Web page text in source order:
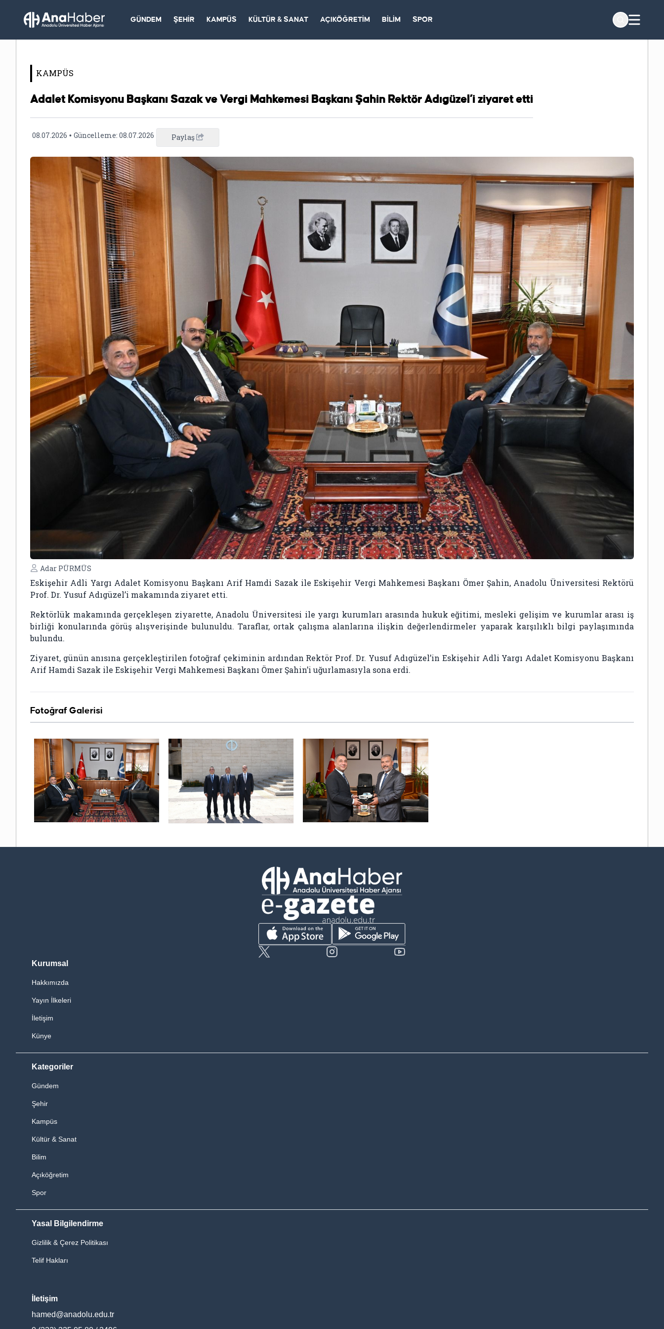
GÜNDEM ŞEHİR KAMPÜS KÜLTÜR & SANAT AÇIKÖĞRETİM BİLİM SPOR
Kurumsal
Hakkımızda
Yayın İlkeleri
İletişim
Künye
Kategoriler
Gündem
Şehir
Kampüs
Kültür & Sanat
Bilim
Açıköğretim
Spor
Yasal Bilgilendirme
Gizlilik & Çerez Politikası
Telif Hakları
İletişim
hamed@anadolu.edu.tr
KAMPÜS
Adalet Komisyonu Başkanı Sazak ve Vergi Mahkemesi Başkanı Şahin Rektör Adıgüzel’i ziyaret etti
08.07.2026 • Güncelleme: 08.07.2026 Paylaş
Adar PÜRMÜS
Eskişehir Adli Yargı Adalet Komisyonu Başkanı Arif Hamdi Sazak ile Eskişehir Vergi Mahkemesi Başkanı Ömer Şahin, Anadolu Üniversitesi Rektörü
Prof. Dr. Yusuf Adıgüzel’i makamında ziyaret etti.
Rektörlük makamında gerçekleşen ziyarette, Anadolu Üniversitesi ile yargı kurumları arasında hukuk eğitimi, mesleki gelişim ve kurumlar arası iş
birliği konularında görüş alışverişinde bulunuldu. Taraflar, ortak çalışma alanlarına ilişkin değerlendirmeler yaparak karşılıklı bilgi paylaşımında
bulundu.
Ziyaret, günün anısına gerçekleştirilen fotoğraf çekiminin ardından Rektör Prof. Dr. Yusuf Adıgüzel’in Eskişehir Adli Yargı Adalet Komisyonu Başkanı
Arif Hamdi Sazak ile Eskişehir Vergi Mahkemesi Başkanı Ömer Şahin’i uğurlamasıyla sona erdi.
Fotoğraf Galerisi